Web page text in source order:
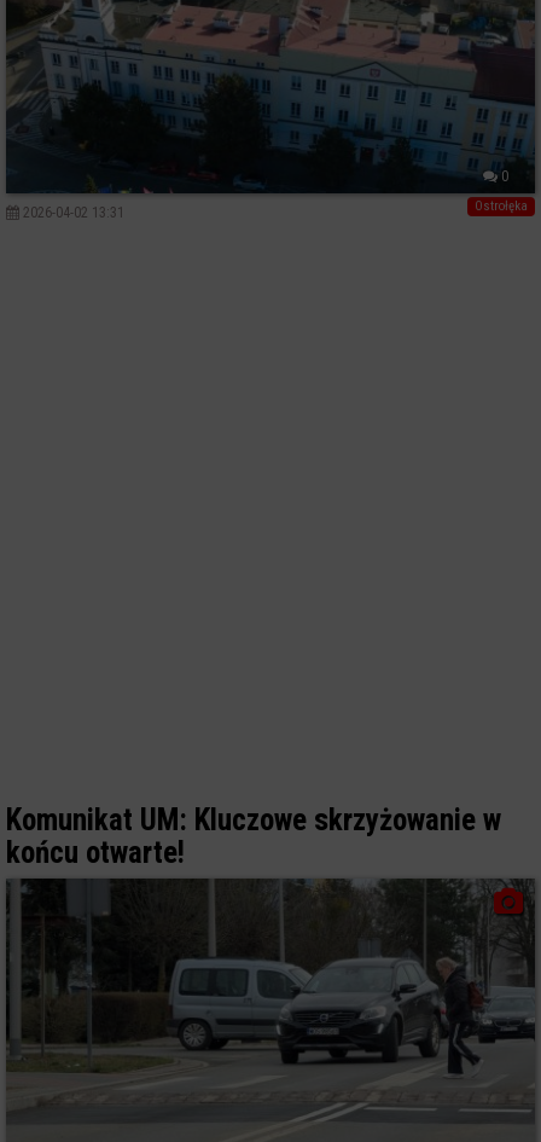
0
Ostrołęka
2026-04-02 13:31
Komunikat UM: Kluczowe skrzyżowanie w
końcu otwarte!